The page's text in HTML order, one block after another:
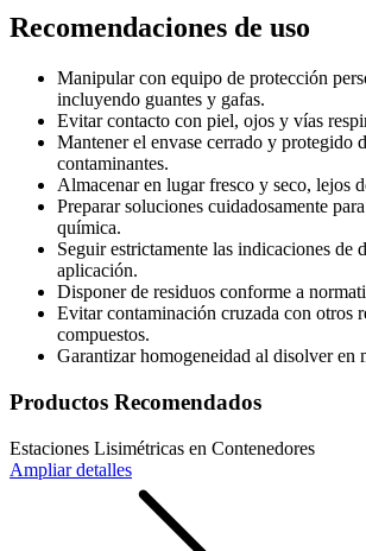
Recomendaciones de uso
Manipular con equipo de protección
incluyendo guantes y gafas.
Evitar contacto con piel, ojos y vías
Mantener el envase cerrado y protegido
contaminantes.
Almacenar en lugar fresco y seco, lejos
Preparar soluciones cuidadosamente
química.
Seguir estrictamente las indicaciones de
aplicación.
Disponer de residuos conforme a
Evitar contaminación cruzada con otros
compuestos.
Garantizar homogeneidad al disolver en
Productos Recomendados
Estaciones Lisimétricas en Contenedores
Ampliar detalles